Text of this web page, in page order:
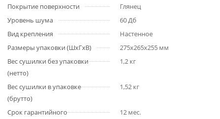
Покрытие поверхности
Глянец
Уровень шума
60 Дб
Вид крепления
Настенное
Размеры упаковки (ШхГхВ)
275x265x255 мм
Вес сушилки без упаковки
(нетто)
1,2 кг
Вес сушилки в упаковке
(брутто)
1,52 кг
Срок гарантийного
12 мес.